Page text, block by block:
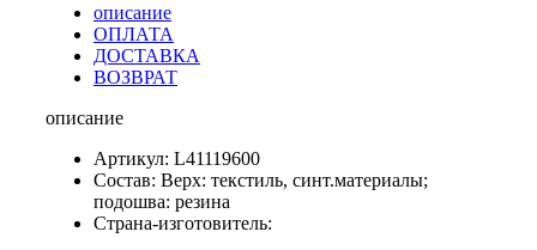
описание
ОПЛАТА
ДОСТАВКА
ВОЗВРАТ
описание
Артикул: L41119600
Состав: Верх: текстиль, синт.материалы;
подошва: резина
Страна-изготовитель: